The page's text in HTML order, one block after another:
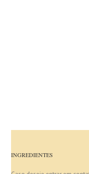
INGREDIENTES